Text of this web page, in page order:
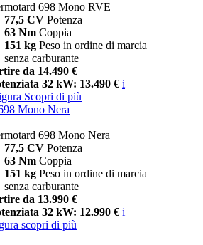
698 Mono RVE
77,5 CV Potenza
63 Nm Coppia
151 kg Peso in ordine di marcia
senza carburante
da 14.490 €
32 kW: 13.490 € i
Scopri di più
Mono Nera
698 Mono Nera
77,5 CV Potenza
63 Nm Coppia
151 kg Peso in ordine di marcia
senza carburante
da 13.990 €
32 kW: 12.990 € i
scopri di più